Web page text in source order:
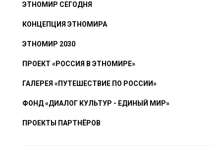
ЭТНОМИР СЕГОДНЯ
КОНЦЕПЦИЯ ЭТНОМИРА
ЭТНОМИР 2030
ПРОЕКТ «РОССИЯ В ЭТНОМИРЕ»
ГАЛЕРЕЯ «ПУТЕШЕСТВИЕ ПО РОССИИ»
ФОНД «ДИАЛОГ КУЛЬТУР - ЕДИНЫЙ МИР»
ПРОЕКТЫ ПАРТНЁРОВ